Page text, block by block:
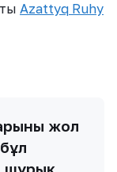
Azattyq Ruhy
жол